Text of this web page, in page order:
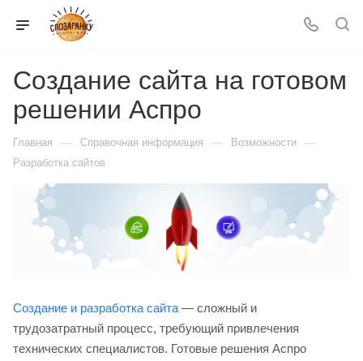
Создание сайта на готовом
решении Аспро
Главная — Справочная информация — Возможности —
Разработка сайтов
Создание и разработка сайта— сложный и
трудозатратный процесс, требующий привлечения
технических специалистов. Готовые решения Аспро